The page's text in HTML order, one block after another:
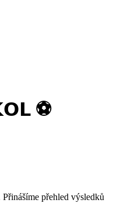
⚽️
přehled výsledků